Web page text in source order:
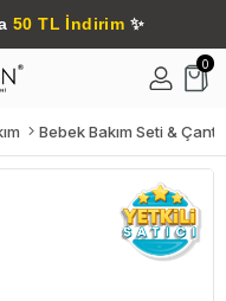
50 TL İndirim ✨
0
Bebek Bakım Seti &